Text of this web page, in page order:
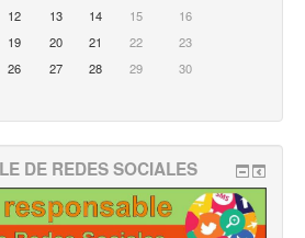
12 13 14 15
16
19 20 21 22
23
26 27 28 29
30
DE REDES SOCIALES